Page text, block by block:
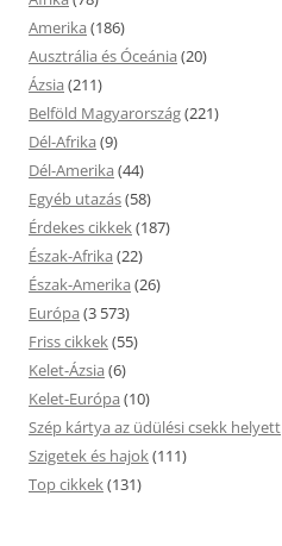
Amerika (186)
Ausztrália és Óceánia (20)
Ázsia (211)
Belföld Magyarország(221)
Dél-Afrika (9)
Dél-Amerika (44)
Egyéb utazás(58)
Érdekes cikkek(187)
Észak-Afrika (22)
Észak-Amerika (26)
Európa (3 573)
Friss cikkek(55)
Kelet-Ázsia (6)
Kelet-Európa (10)
Szép kártya az üdülési csekk helyett
Szigetek és hajok(111)
Top cikkek(131)